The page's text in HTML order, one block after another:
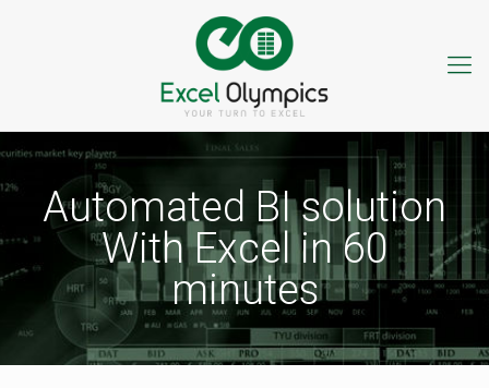
Automated BI solution
With Excel in 60
minutes